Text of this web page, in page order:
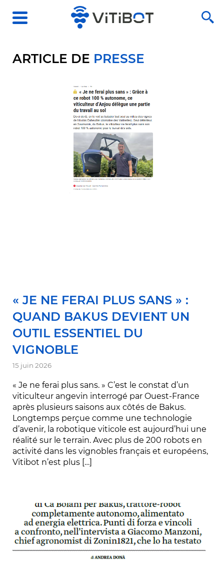
ARTICLE DE PRESSE
« JE NE FERAI PLUS SANS » :
QUAND BAKUS DEVIENT UN
OUTIL ESSENTIEL DU
VIGNOBLE
15 juin 2026
« Je ne ferai plus sans. » C’est le constat d’un
viticulteur angevin interrogé par Ouest-France
après plusieurs saisons aux côtés de Bakus.
Longtemps perçue comme une technologie
d’avenir, la robotique viticole est aujourd’hui une
réalité sur le terrain. Avec plus de 200 robots en
activité dans les vignobles français et européens,
Vitibot n’est plus […]